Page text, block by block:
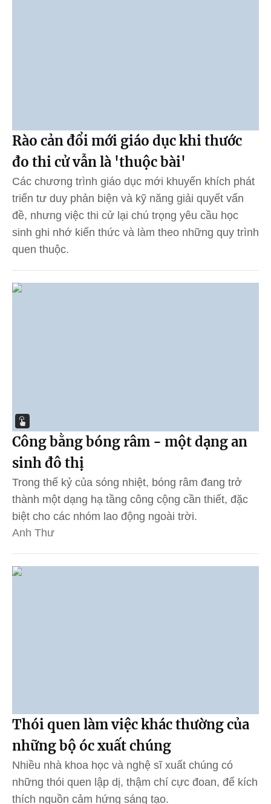
Rào cản đổi mới giáo dục khi thước
đo thi cử vẫn là 'thuộc bài'
Các chương trình giáo dục mới khuyến khích phát
triển tư duy phản biện và kỹ năng giải quyết vấn
đề, nhưng việc thi cử lại chú trọng yêu cầu học
sinh ghi nhớ kiến thức và làm theo những quy trình
quen thuộc.
Công bằng bóng râm - một dạng an
sinh đô thị
Trong thế kỷ của sóng nhiệt, bóng râm đang trở
thành một dạng hạ tầng công cộng cần thiết, đặc
biệt cho các nhóm lao động ngoài trời.
Anh Thư
Thói quen làm việc khác thường của
những bộ óc xuất chúng
Nhiều nhà khoa học và nghệ sĩ xuất chúng có
những thói quen lập dị, thậm chí cực đoan, để kích
thích nguồn cảm hứng sáng tạo.